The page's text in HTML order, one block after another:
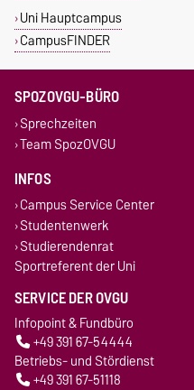
Uni Hauptcampus
CampusFINDER
SPOZOVGU-BÜRO
Sprechzeiten
Team SpozOVGU
INFOS
Campus Service Center
Studentenwerk
Studierendenrat
Sportreferent der Uni
SERVICE DER OVGU
Infopoint & Fundbüro
+49 391 67-54444
Betriebs- und Stördienst
+49 391 67-51118